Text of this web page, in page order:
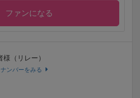
ファンになる
様（リレー）
ンバーをみる